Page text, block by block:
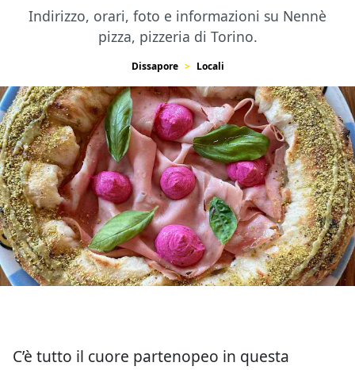
Indirizzo, orari, foto e informazioni su Nennè
pizza, pizzeria di Torino.
Dissapore Locali
C’è tutto il cuore partenopeo in questa